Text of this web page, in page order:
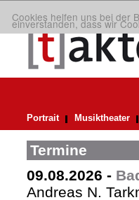
Cookies helfen uns bei der
einverstanden, dass wir
Portrait Musiktheater
Termine
09.08.2026 -
Andreas N.